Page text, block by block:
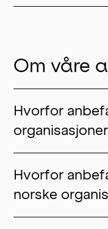
Om våre
Hvorfor
Hvorfor
norske